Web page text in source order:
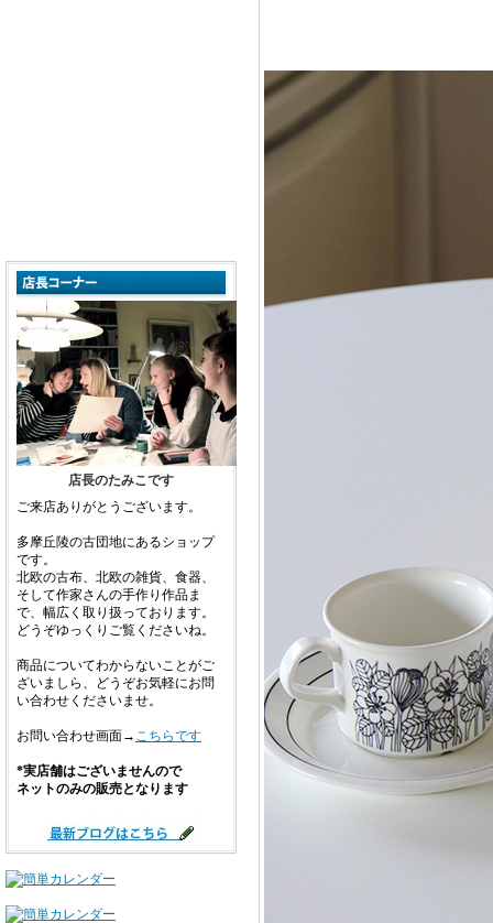
店長のたみこです
ご来店ありがとうございます。
多摩丘陵の古団地にあるショップ
です。
北欧の古布、北欧の雑貨、食器、
そして作家さんの手作り作品ま
で、幅広く取り扱っております。
どうぞゆっくりご覧くださいね。
商品についてわからないことがご
ざいましら、どうぞお気軽にお問
い合わせくださいませ。
お問い合わせ画面→ こちらです
*実店舗はございませんので
ネットのみの販売となります